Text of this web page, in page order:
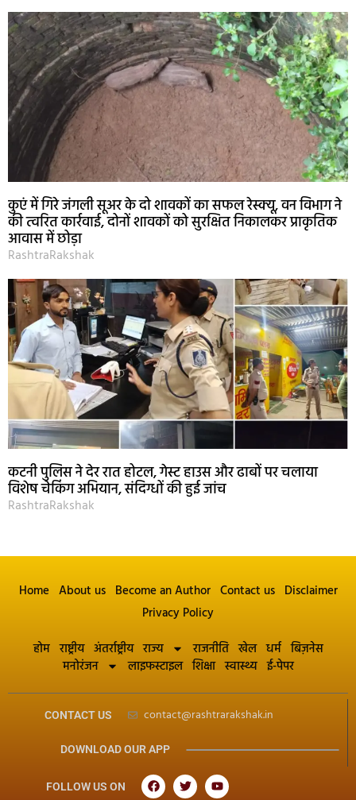
कुएं में गिरे जंगली सूअर के दो शावकों का सफल रेस्क्यू, वन विभाग ने
की त्वरित कार्रवाई, दोनों शावकों को सुरक्षित निकालकर प्राकृतिक
आवास में छोड़ा
RashtraRakshak
कटनी पुलिस ने देर रात होटल, गेस्ट हाउस और ढाबों पर चलाया
विशेष चेकिंग अभियान, संदिग्धों की हुई जांच
RashtraRakshak
Home About us Become an Author Contact us Disclaimer
Privacy Policy
होम राष्ट्रीय अंतर्राष्ट्रीय राज्य राजनीति खेल धर्म बिज़नेस
मनोरंजन
लाइफस्टाइल शिक्षा स्वास्थ्य ई-पेपर
CONTACT US contact@rashtrarakshak.in
DOWNLOAD OUR APP
FOLLOW US ON